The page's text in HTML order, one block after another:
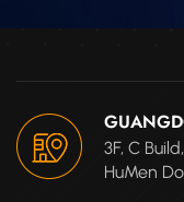
3F, C
HuMen